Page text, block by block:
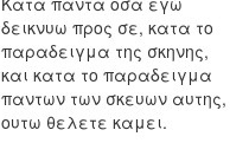
δεικνυω προς σε, κατα το
παραδειγμα της σκηνης,
και κατα το παραδειγμα
παντων των σκευων αυτης,
ουτω θελετε καμει.